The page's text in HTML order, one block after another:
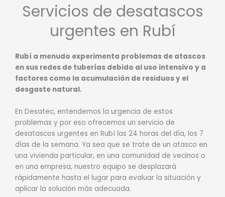
Servicios de desatascos
urgentes en Rubí
Rubí a menudo experimenta problemas de atascos
en sus redes de tuberías debido al uso intensivo y a
factores como la acumulación de residuos y el
desgaste natural.
En Desatec, entendemos la urgencia de estos
problemas y por eso ofrecemos un servicio de
desatascos urgentes en Rubí las 24 horas del día, los 7
días de la semana. Ya sea que se trate de un atasco en
una vivienda particular, en una comunidad de vecinos o
en una empresa, nuestro equipo se desplazará
rápidamente hasta el lugar para evaluar la situación y
aplicar la solución más adecuada.